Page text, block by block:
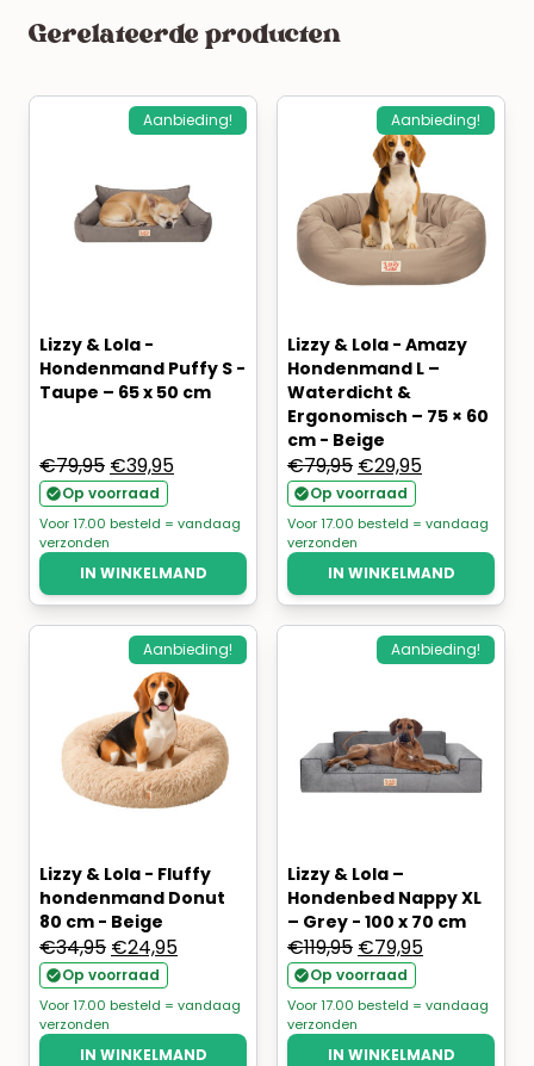
Gerelateerde producten
Aanbieding!
Lizzy & Lola -
Hondenmand Puffy S -
Taupe – 65 x 50 cm
€79,95 Oorspronkelijke
prijs
was:
€79,95.
€39,95Huidige
is:
€39,95.
Op voorraad
Voor 17.00 besteld = vandaag
verzonden
IN WINKELMAND
Aanbieding!
Lizzy & Lola - Amazy
Hondenmand L –
Waterdicht &
Ergonomisch – 75 × 60
cm - Beige
€79,95 Oorspronkelijke
prijs
was:
€79,95.
€29,95Huidige
is:
€29,95.
Op voorraad
Voor 17.00 besteld = vandaag
verzonden
IN WINKELMAND
Aanbieding!
Lizzy & Lola - Fluffy
hondenmand Donut
80 cm - Beige
€34,95 Oorspronkelijke
prijs
was:
€34,95.
€24,95Huidige
is:
€24,95.
Op voorraad
Voor 17.00 besteld = vandaag
verzonden
IN WINKELMAND
Aanbieding!
Lizzy & Lola –
Hondenbed Nappy XL
– Grey - 100 x 70 cm
€119,95 Oorspronkelijke
prijs
was:
€119,95.
€79,95Huidige
is:
€79,95.
Op voorraad
Voor 17.00 besteld = vandaag
verzonden
IN WINKELMAND